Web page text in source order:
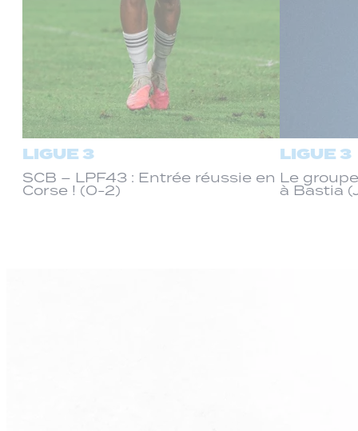
LIGUE 3
SCB – LPF43 : Entrée réussie en
Corse ! (0-2)
LIGUE 3
Le
à Bastia